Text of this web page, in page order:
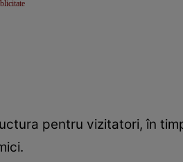
pentru vizitatori, în